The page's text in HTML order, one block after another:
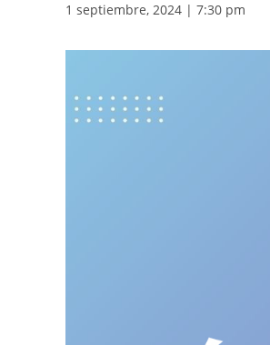
1 septiembre, 2024 | 7:30 pm